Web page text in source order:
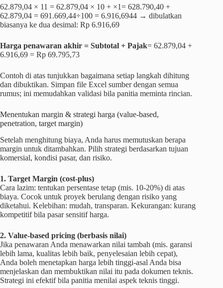
62.879,04 × 11 = 62.879,04 × 10 + ×1= 628.790,40 +
62.879,04 = 691.669,44÷100 = 6.916,6944 → dibulatkan
biasanya ke dua desimal: Rp 6.916,69
Harga penawaran akhir = Subtotal + Pajak= 62.879,04 +
6.916,69 = Rp 69.795,73
Contoh di atas tunjukkan bagaimana setiap langkah dihitung
dan dibuktikan. Simpan file Excel sumber dengan semua
rumus; ini memudahkan validasi bila panitia meminta rincian.
Menentukan margin & strategi harga (value-based,
penetration, target margin)
Setelah menghitung biaya, Anda harus memutuskan berapa
margin untuk ditambahkan. Pilih strategi berdasarkan tujuan
komersial, kondisi pasar, dan risiko.
1. Target Margin (cost-plus)
Cara lazim: tentukan persentase tetap (mis. 10-20%) di atas
biaya. Cocok untuk proyek berulang dengan risiko yang
diketahui. Kelebihan: mudah, transparan. Kekurangan: kurang
kompetitif bila pasar sensitif harga.
2. Value-based pricing (berbasis nilai)
Jika penawaran Anda menawarkan nilai tambah (mis. garansi
lebih lama, kualitas lebih baik, penyelesaian lebih cepat),
Anda boleh menetapkan harga lebih tinggi-asal Anda bisa
menjelaskan dan membuktikan nilai itu pada dokumen teknis.
Strategi ini efektif bila panitia menilai aspek teknis tinggi.